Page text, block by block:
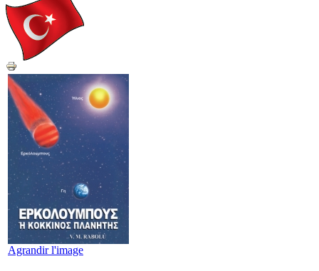
Agrandir l'image